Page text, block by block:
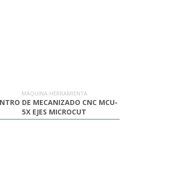
MÁQUINA-HERRAMIENTA
DE MECANIZADO CNC MCU-
5X EJES MICROCUT